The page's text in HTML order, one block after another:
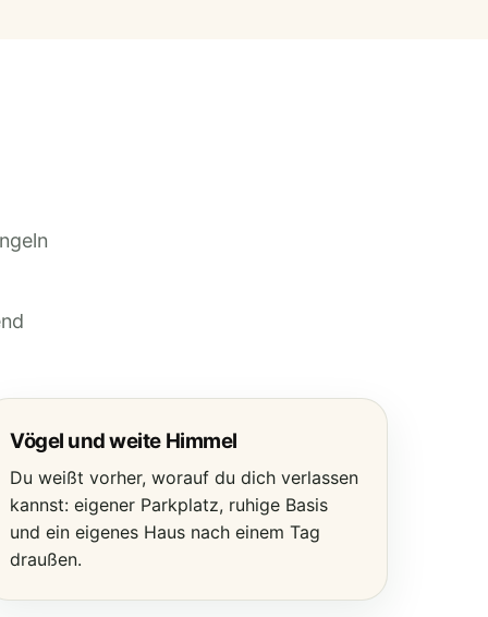
Vögel und weite Himmel
Du weißt vorher, worauf du dich verlassen
kannst: eigener Parkplatz, ruhige Basis
und ein eigenes Haus nach einem Tag
draußen.